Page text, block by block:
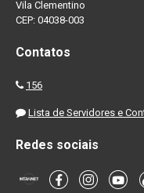
Vila Clementino
CEP: 04038-003
Contatos
156
Lista de Servidores e
Redes sociais